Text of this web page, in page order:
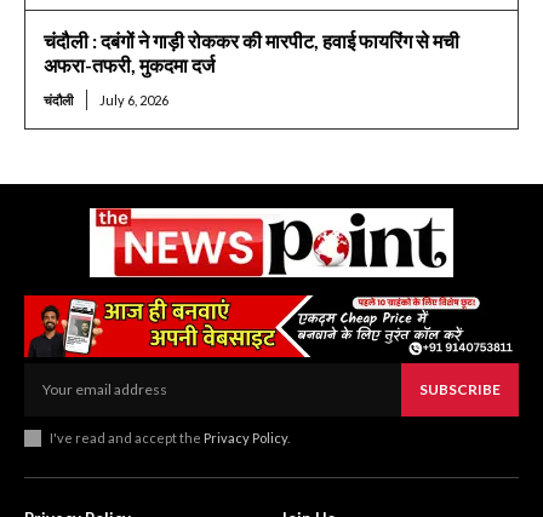
चंदौली : दबंगों ने गाड़ी रोककर की मारपीट, हवाई फायरिंग से मची
अफरा-तफरी, मुकदमा दर्ज
चंदौली July 6, 2026
SUBSCRIBE
I've read and accept the Privacy Policy.